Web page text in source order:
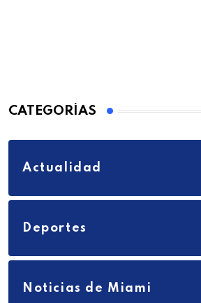
CATEGORÍAS
Actualidad
Deportes
Noticias de Miami